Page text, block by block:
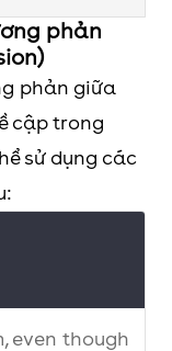
phản
phản giữa
cập trong
sử dụng các
even though